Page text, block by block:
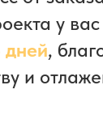
у
дней,
и